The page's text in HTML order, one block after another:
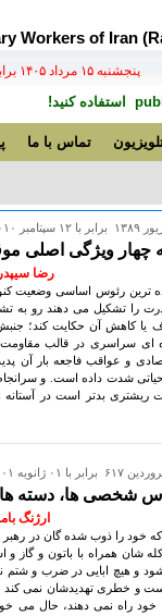
Workers of Iran
پنجشنبه ۱۵ مرداد ۱۴۰۵ برابر با ۰۶ اگوست ۲۰۲۶
استفاده کنید!
تماس با ما
چهار ویژگی اصلی
رضا
ترین رئوس اساسی وضعیت
را تشکیل می دهند رو به
یا کاهش آن حکایت کند؛ جنبش
ای سراسری در قالب مقاومت
و عواقب فاجعه بار آن
حیاتی شدت داده است. و
ریشتری بدتر است در آستانه
شخصی ها، دسته
ارژنگ
خود را ذوب شده گان در رهبر
شان همراه با باتون و گاز و
و هیچ ابایی در ضرب و شتم
و خطری تهدیدشان نمی
راه نمی دهند، حال می